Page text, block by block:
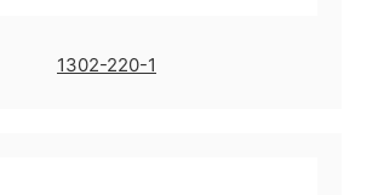
1302-220-1